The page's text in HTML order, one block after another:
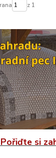
z 1
si